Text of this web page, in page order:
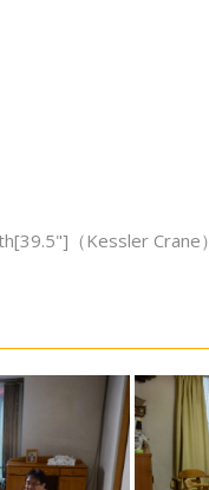
（Kessler Crane）